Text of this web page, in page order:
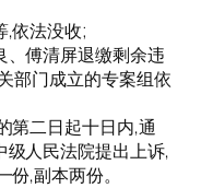
,依法没收;
、傅清屏退缴剩余违
部门成立的专案组依
第二日起十日内,通
人民法院提出上诉,
,副本两份。